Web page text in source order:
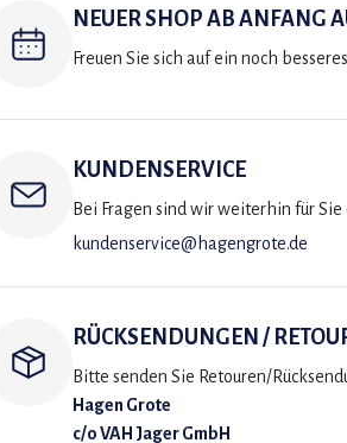
NEUER SHOP AB ANFANG
Freuen Sie sich auf ein noch
KUNDENSERVICE
Bei Fragen sind wir weiterhin für
kundenservice@hagengrote.de
RÜCKSENDUNGEN /
Bitte senden Sie Retouren/
Hagen Grote
c/o VAH Jager GmbH